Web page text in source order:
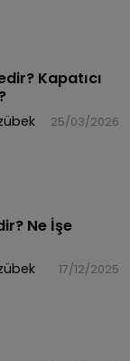
Kapatıcı
25/03/2026
Ne İşe
17/12/2025